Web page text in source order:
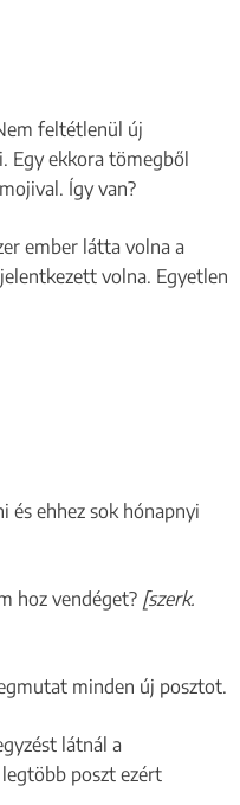
feltétlenül új
Egy ekkora tömegből
Így van?
ember látta volna a
volna. Egyetlen
és ehhez sok hónapnyi
hoz vendéget? [szerk.
minden új posztot.
látnál a
poszt ezért